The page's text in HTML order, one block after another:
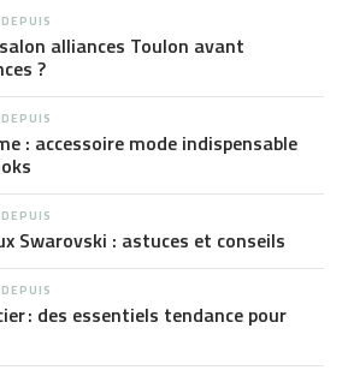
alliances Toulon avant
?
: accessoire mode indispensable
Swarovski : astuces et conseils
: des essentiels tendance pour